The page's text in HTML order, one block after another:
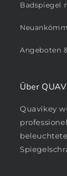
Badspiegel
Angeboten
Über
Quavikey